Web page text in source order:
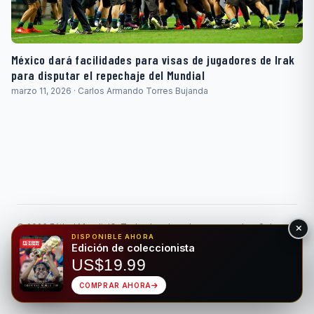
México dará facilidades para visas de jugadores de Irak
para disputar el repechaje del Mundial
marzo 11, 2026 · Carlos Armando Torres Bujanda
© 2026 Fútbol Mundial®. Todos los derechos reservados. Solo
para fines de entretenimiento. Por favor, apuesta de forma
responsable.
Juego ResponsablePrivacidad
Hecho para el deporte rey • Bilingüe EN/ES
DISPONIBLE AHORA
Edición de coleccionista
US$19.99
COMPRAR AHORA